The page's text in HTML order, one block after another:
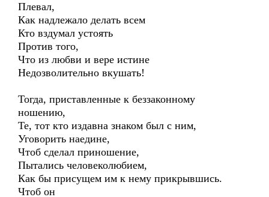
Плевал,
Как надлежало делать всем
Кто вздумал устоять
Против того,
Что из любви и вере истине
Недозволительно вкушать!
Тогда, приставленные к беззаконному
ношению,
Те, тот кто издавна знаком был с ним,
Уговорить наедине,
Чтоб сделал приношение,
Пытались человеколюбием,
Как бы присущем им к нему прикрывшись.
Чтоб он